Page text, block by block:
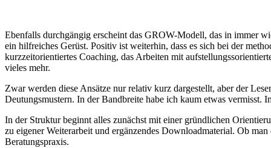
Ebenfalls durchgängig erscheint das GROW-Modell, das in immer
ein hilfreiches Gerüst. Positiv ist weiterhin, dass es sich bei der
kurzzeitorientiertes Coaching, das Arbeiten mit
vieles mehr.
Zwar werden diese Ansätze nur relativ kurz dargestellt, aber der
Deutungsmustern. In der Bandbreite habe ich kaum etwas
In der Struktur beginnt alles zunächst mit einer gründlichen
zu eigener Weiterarbeit und ergänzendes Downloadmaterial. Ob
Beratungspraxis.